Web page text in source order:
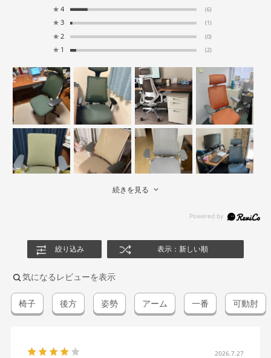
★ 4 (6)
★ 3 (1)
★ 2 (0)
★ 1 (2)
続きを見る
絞り込み 表示：新しい順
気になるレビューを表示
椅子 後方 姿勢 アーム 一番 可動肘
2026.7.27